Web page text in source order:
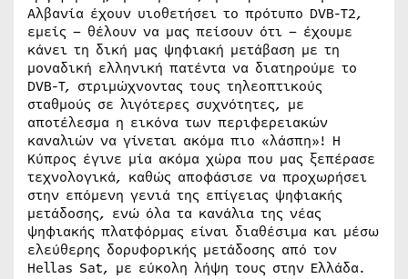
Αλβανία έχουν υιοθετήσει το πρότυπο DVB-T2,
εμείς – θέλουν να μας πείσουν ότι – έχουμε
κάνει τη δική μας ψηφιακή μετάβαση με τη
μοναδική ελληνική πατέντα να διατηρούμε το
DVB-T, στριμώχνοντας τους τηλεοπτικούς
σταθμούς σε λιγότερες συχνότητες, με
αποτέλεσμα η εικόνα των περιφερειακών
καναλιών να γίνεται ακόμα πιο «λάσπη»! Η
Κύπρος έγινε μία ακόμα χώρα που μας ξεπέρασε
τεχνολογικά, καθώς αποφάσισε να προχωρήσει
στην επόμενη γενιά της επίγειας ψηφιακής
μετάδοσης, ενώ όλα τα κανάλια της νέας
ψηφιακής πλατφόρμας είναι διαθέσιμα και μέσω
ελεύθερης δορυφορικής μετάδοσης από τον
Hellas Sat, με εύκολη λήψη τους στην Ελλάδα.